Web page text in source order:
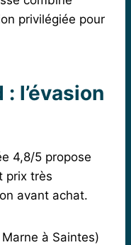
privilégiée pour
l’évasion
4,8/5 propose
prix très
avant achat.
à Saintes)